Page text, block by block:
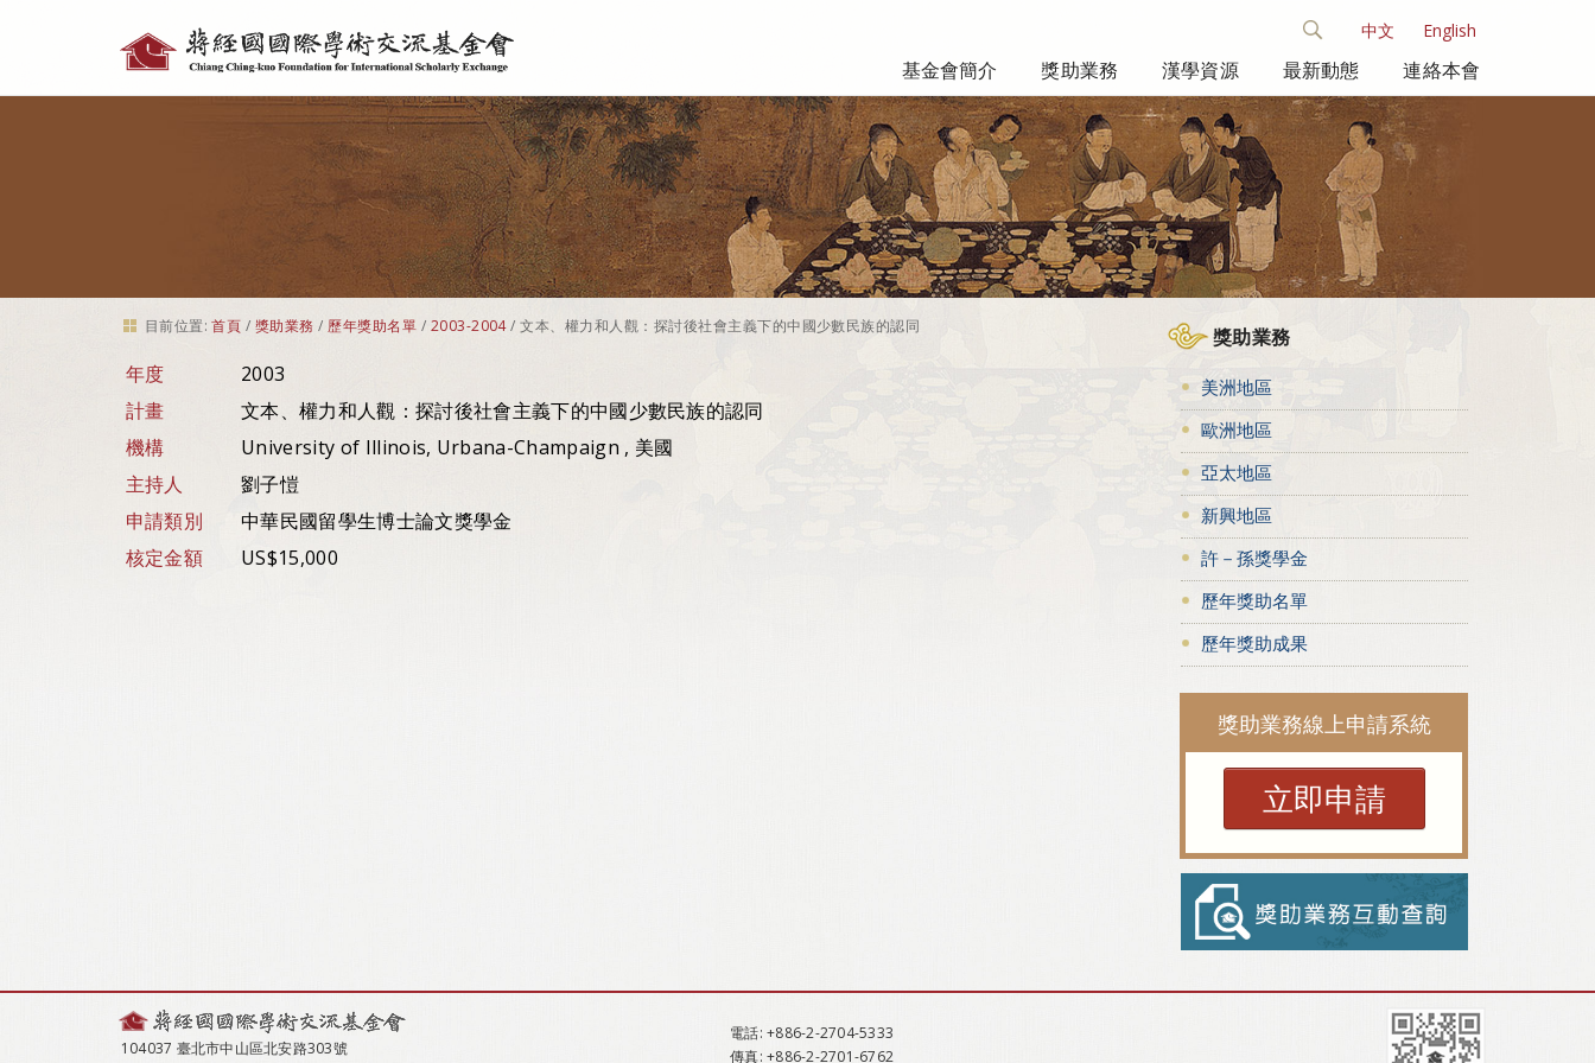
具
中文 English
基金會簡介 獎助業務 漢學資源 最新動態 連絡本會
目前位置: 首頁 / 獎助業務 / 歷年獎助名單 / 2003-2004 /文本、權力和人觀：探討後社會主義下的中國少數民族的認同
年度
2003
計畫
文本、權力和人觀：探討後社會主義下的中國少數民族的認同
機構
University of Illinois, Urbana-Champaign , 美國
主持人
劉子愷
申請類別
中華民國留學生博士論文獎學金
核定金額
US$15,000
獎助業務
美洲地區
歐洲地區
亞太地區
新興地區
許－孫獎學金
歷年獎助名單
歷年獎助成果
獎助業務線上申請系統
立即申請
104037 臺北市中山區北安路303號
電話: +886-2-2704-5333
傳真: +886-2-2701-6762